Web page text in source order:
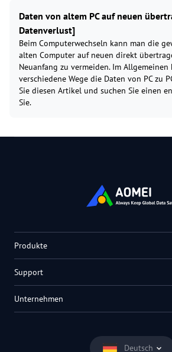
Daten von altem PC auf neuen
Datenverlust]
Beim Computerwechseln kann man die
alten Computer auf neuen direkt
Neuanfang zu vermeiden. Im Allgemeinen
verschiedene Wege die Daten von PC zu
Sie diesen Artikel und suchen Sie einen
Sie.
Deutsch
Produkte
Support
Unternehmen